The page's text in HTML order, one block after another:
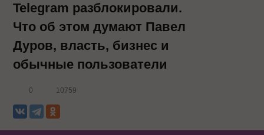
Telegram разблокировали.
Что об этом думают Павел
Дуров, власть, бизнес и
обычные пользователи
0 10759